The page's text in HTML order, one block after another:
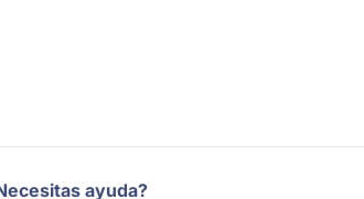
ayuda?